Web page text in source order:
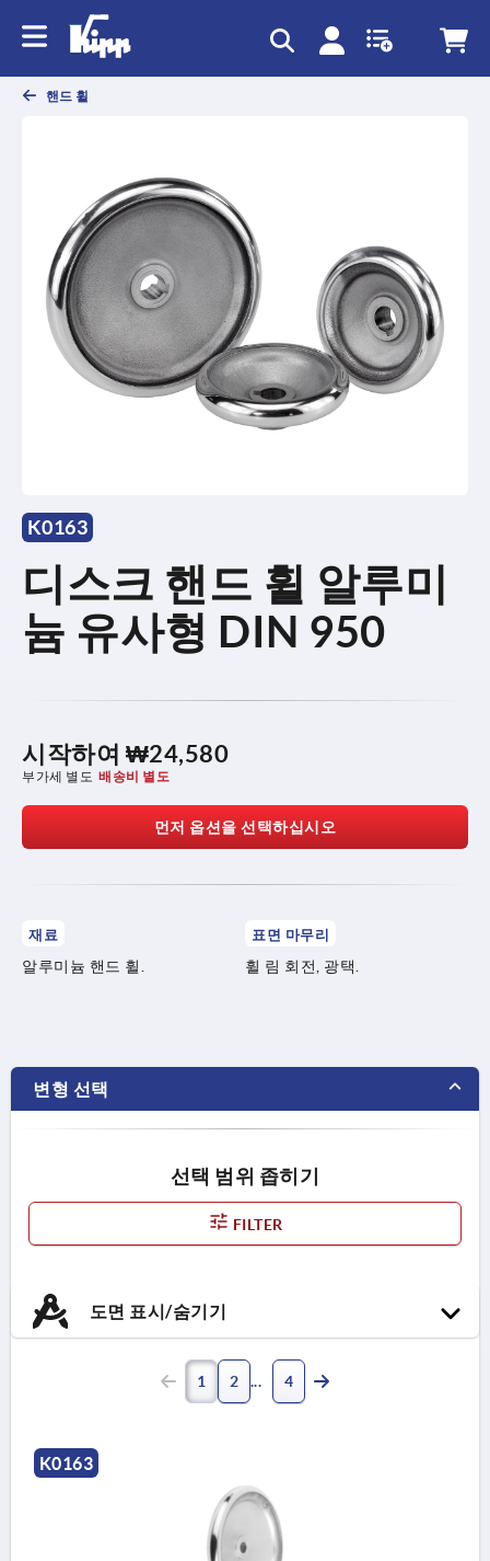
핸드 휠
K0163
디스크 핸드 휠 알루미
늄 유사형 DIN 950
시작하여 ₩24,580
부가세 별도 배송비 별도
먼저 옵션을 선택하십시오
재료
알루미늄 핸드 휠.
표면 마무리
휠 림 회전, 광택.
변형 선택
선택 범위 좁히기
FILTER
도면 표시/숨기기
1 2 4
K0163